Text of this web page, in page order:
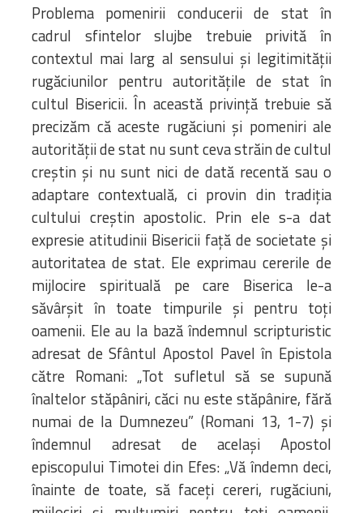
Problema pomenirii conducerii de stat în
cadrul sfintelor slujbe trebuie privită în
contextul mai larg al sensului şi legitimităţii
rugăciunilor pentru autorităţile de stat în
cultul Bisericii. În această privinţă trebuie să
precizăm că aceste rugăciuni şi pomeniri ale
autorităţii de stat nu sunt ceva străin de cultul
creştin şi nu sunt nici de dată recentă sau o
adaptare contextuală, ci provin din tradiţia
cultului creştin apostolic. Prin ele s-a dat
expresie atitudinii Bisericii faţă de societate şi
autoritatea de stat. Ele exprimau cererile de
mijlocire spirituală pe care Biserica le-a
săvârşit în toate timpurile şi pentru toţi
oamenii. Ele au la bază îndemnul scripturistic
adresat de Sfântul Apostol Pavel în Epistola
către Romani: „Tot sufletul să se supună
înaltelor stăpâniri, căci nu este stăpânire, fără
numai de la Dumnezeu” (Romani 13, 1-7) şi
îndemnul adresat de acelaşi Apostol
episcopului Timotei din Efes: „Vă îndemn deci,
înainte de toate, să faceţi cereri, rugăciuni,